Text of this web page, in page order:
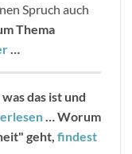
Spruch auch
Thema
das ist und
Worum
geht, findest